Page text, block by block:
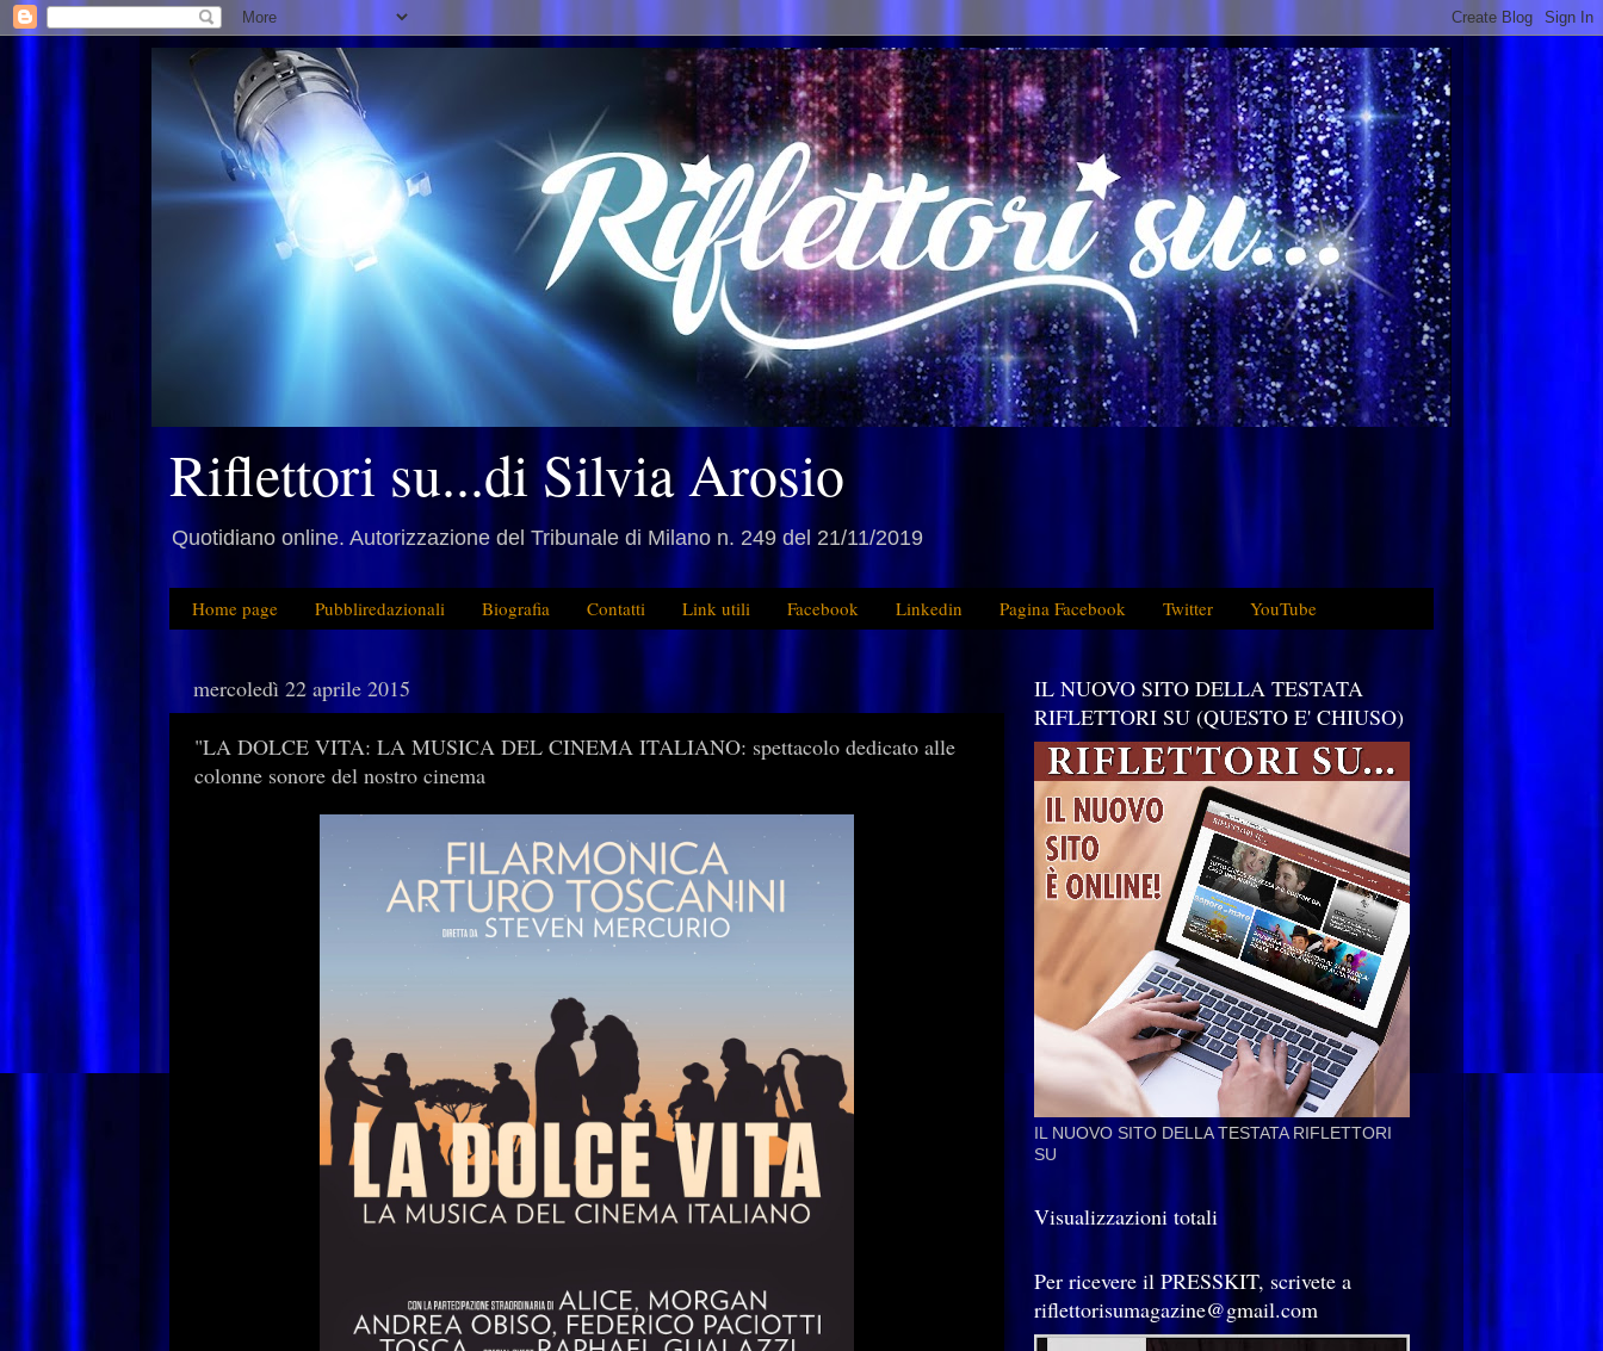
Riflettori su...di Silvia Arosio
Quotidiano online. Autorizzazione del Tribunale di Milano n. 249 del 21/11/2019
Home page Pubbliredazionali Biografia Contatti Link utili Facebook Linkedin Pagina Facebook Twitter YouTube
mercoledì 22 aprile 2015
"LA DOLCE VITA: LA MUSICA DEL CINEMA ITALIANO: spettacolo dedicato alle
colonne sonore del nostro cinema
IL NUOVO SITO DELLA TESTATA
RIFLETTORI SU (QUESTO E' CHIUSO)
IL NUOVO SITO DELLA TESTATA RIFLETTORI
SU
Visualizzazioni totali
Per ricevere il PRESSKIT, scrivete a
riflettorisumagazine@gmail.com